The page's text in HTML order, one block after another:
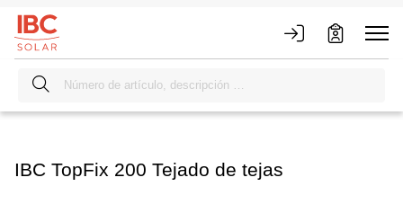
IBC TopFix 200 Tejado de tejas